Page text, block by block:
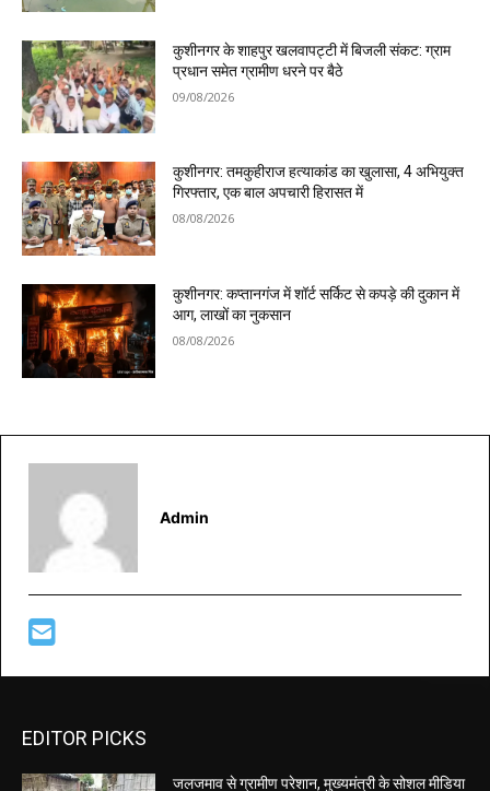
कुशीनगर के शाहपुर खलवापट्टी में बिजली संकट: ग्राम
प्रधान समेत ग्रामीण धरने पर बैठे
09/08/2026
कुशीनगर: तमकुहीराज हत्याकांड का खुलासा, 4 अभियुक्त
गिरफ्तार, एक बाल अपचारी हिरासत में
08/08/2026
कुशीनगर: कप्तानगंज में शॉर्ट सर्किट से कपड़े की दुकान में
आग, लाखों का नुकसान
08/08/2026
Admin
EDITOR PICKS
जलजमाव से ग्रामीण परेशान, मुख्यमंत्री के सोशल मीडिया